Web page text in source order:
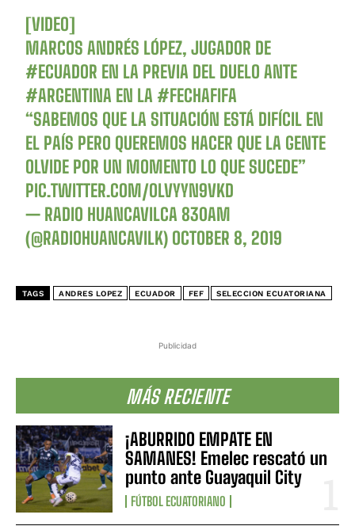
Publicidad
MÁS RECIENTE
¡ABURRIDO EMPATE EN
SAMANES! Emelec rescató un
punto ante Guayaquil City
FÚTBOL ECUATORIANO
[VIDEO]
MARCOS ANDRÉS LÓPEZ, JUGADOR DE
#ECUADOR EN LA PREVIA DEL DUELO ANTE
#ARGENTINA EN LA#FECHAFIFA
“SABEMOS QUE LA SITUACIÓN ESTÁ DIFÍCIL EN
EL PAÍS PERO QUEREMOS HACER QUE LA GENTE
OLVIDE POR UN MOMENTO LO QUE SUCEDE”
PIC.TWITTER.COM/OLVYYN9VKD
— RADIO HUANCAVILCA 830AM
(@RADIOHUANCAVILK) OCTOBER 8, 2019
TAGS ANDRES LOPEZ ECUADOR FEF SELECCION ECUATORIANA